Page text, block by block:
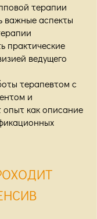
терапии
важные аспекты
практические
ведущего
терапевтом с
и
опыт как описание